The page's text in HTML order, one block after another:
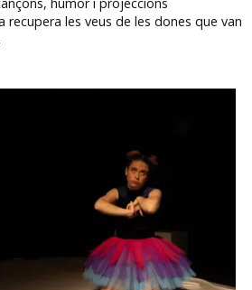
humor i projeccions
recupera les veus de les dones que van